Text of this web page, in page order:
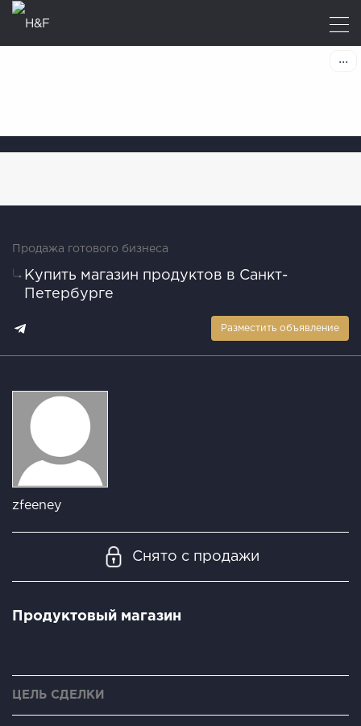
Продажа готового бизнеса
Купить магазин продуктов в Санкт-
Петербурге
Разместить объявление
zfeeney
Снято с продажи
Продуктовый магазин
ЦЕЛЬ СДЕЛКИ